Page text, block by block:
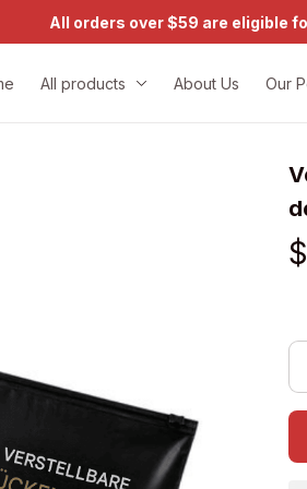
All orders over $59 are eligible
All products About Us Our